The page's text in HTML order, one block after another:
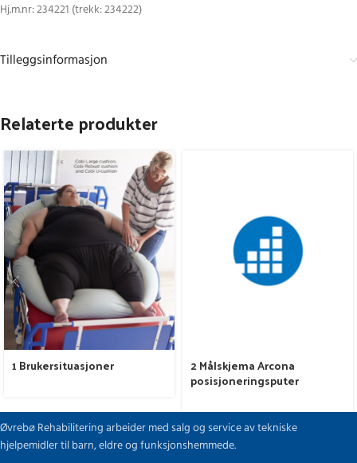
Hj.m.nr: 234221 (trekk: 234222)
Tilleggsinformasjon
Relaterte produkter
1 Brukersituasjoner 2 Målskjema Arcona
posisjoneringsputer
Øvrebø Rehabilitering arbeider med salg og service av tekniske
hjelpemidler til barn, eldre og funksjonshemmede.